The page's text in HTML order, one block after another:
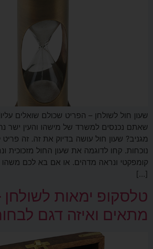
שעון חול לשולחן – הפריט שכולם שואלים
שאתם נכנסים למשרד של מישהו והעין ישר
מגניב? שעון חול עושה בדיוק את זה. זה
נוכחות. קחו לדוגמה את שעון החול מזכוכית
קומפקטי ונראה מדהים. או אם בא לכם משהו
[…]
טלסקופ ימאות לשולחן
מתאים ואיזה דגם